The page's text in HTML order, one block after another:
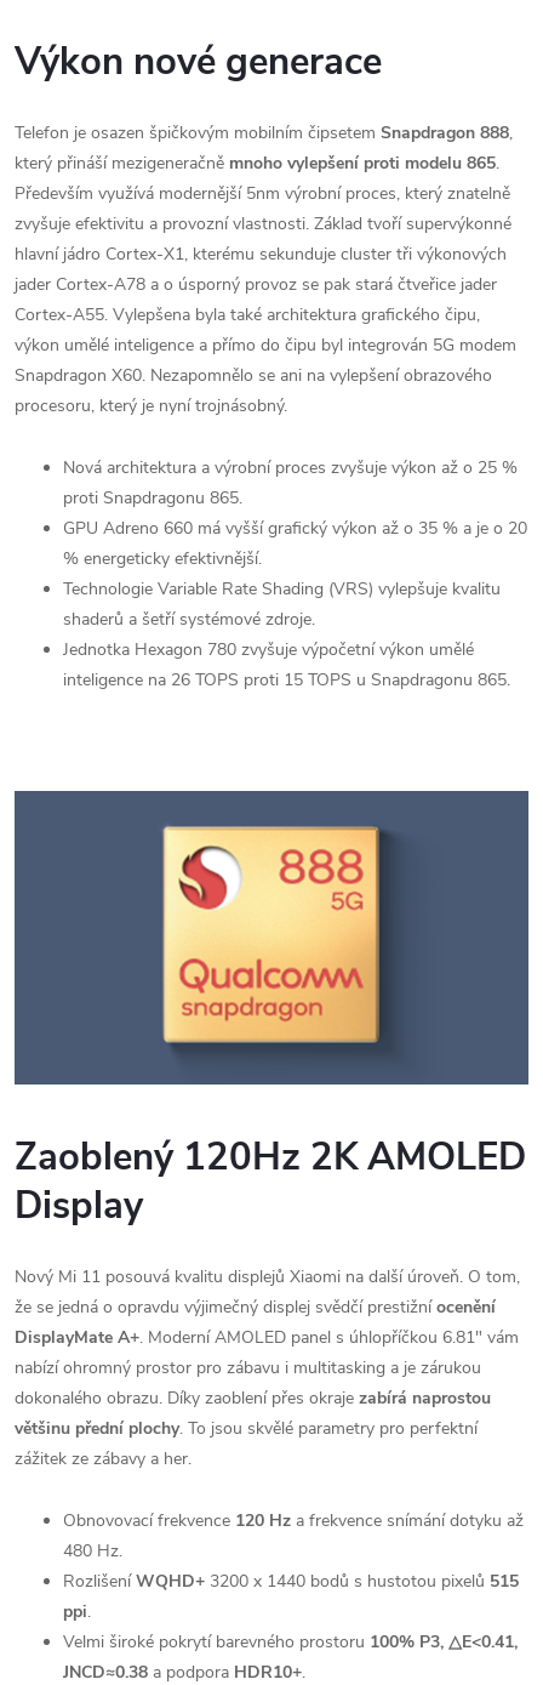
Výkon nové generace
Telefon je osazen špičkovým mobilním čipsetem Snapdragon 888,
který přináší mezigeneračně mnoho vylepšení proti modelu 865.
Především využívá modernější 5nm výrobní proces, který znatelně
zvyšuje efektivitu a provozní vlastnosti. Základ tvoří supervýkonné
hlavní jádro Cortex-X1, kterému sekunduje cluster tři výkonových
jader Cortex-A78 a o úsporný provoz se pak stará čtveřice jader
Cortex-A55. Vylepšena byla také architektura grafického čipu,
výkon umělé inteligence a přímo do čipu byl integrován 5G modem
Snapdragon X60. Nezapomnělo se ani na vylepšení obrazového
procesoru, který je nyní trojnásobný.
Nová architektura a výrobní proces zvyšuje výkon až o 25 %
proti Snapdragonu 865.
GPU Adreno 660 má vyšší grafický výkon až o 35 % a je o 20
% energeticky efektivnější.
Technologie Variable Rate Shading (VRS) vylepšuje kvalitu
shaderů a šetří systémové zdroje.
Jednotka Hexagon 780 zvyšuje výpočetní výkon umělé
inteligence na 26 TOPS proti 15 TOPS u Snapdragonu 865.
Zaoblený 120Hz 2K AMOLED
Display
Nový Mi 11 posouvá kvalitu displejů Xiaomi na další úroveň. O tom,
že se jedná o opravdu výjimečný displej svědčí prestižní ocenění
DisplayMate A+. Moderní AMOLED panel s úhlopříčkou 6.81" vám
nabízí ohromný prostor pro zábavu i multitasking a je zárukou
dokonalého obrazu. Díky zaoblení přes okraje zabírá naprostou
většinu přední plochy. To jsou skvělé parametry pro perfektní
zážitek ze zábavy a her.
Obnovovací frekvence 120 Hz a frekvence snímání dotyku až
480 Hz.
Rozlišení WQHD+ 3200 x 1440 bodů s hustotou pixelů 515
ppi.
Velmi široké pokrytí barevného prostoru 100% P3, △E<0.41,
JNCD≈0.38 a podpora HDR10+.